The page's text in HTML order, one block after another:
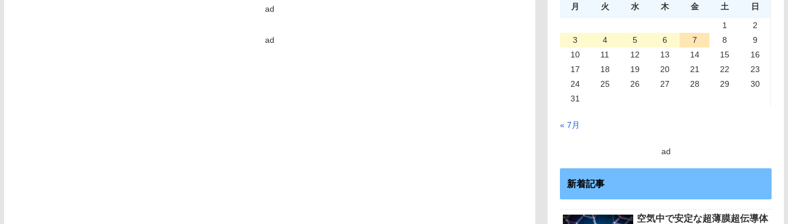
ad
ad
月 火 水 木 金 土
日
1
2
3
4 5 6 7 8
9
10
11 12 13 14 15
16
17
18 19 20 21 22
23
24
25 26 27 28 29
30
31
« 7月
ad
新着記事
空気中で安定な超薄膜超伝導体